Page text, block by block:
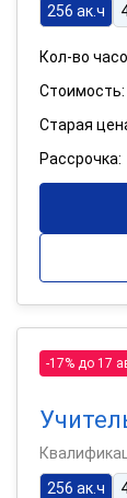
256 ак.ч
Кол-во
Стоимость:
Старая
Рассрочка:
-17% до 17
256 ак.ч